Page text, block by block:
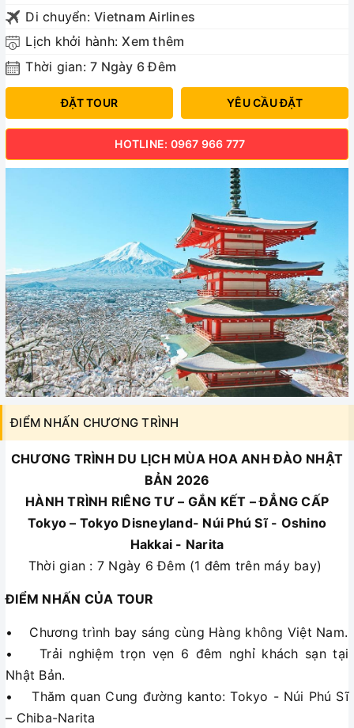
ĐIỂM NHẤN CHƯƠNG TRÌNH
CHƯƠNG TRÌNH DU LỊCH MÙA HOA ANH ĐÀO NHẬT
BẢN 2026
HÀNH TRÌNH RIÊNG TƯ – GẮN KẾT – ĐẲNG CẤP
Tokyo – Tokyo Disneyland- Núi Phú Sĩ - Oshino
Hakkai - Narita
Thời gian : 7 Ngày 6 Đêm (1 đêm trên máy bay)
ĐIỂM NHẤN CỦA TOUR
• Chương trình bay sáng cùng Hàng không Việt Nam.
• Trải nghiệm trọn vẹn 6 đêm nghỉ khách sạn tại
Nhật Bản.
• Thăm quan Cung đường kanto: Tokyo - Núi Phú Sĩ
– Chiba-Narita
Di chuyển: Vietnam Airlines
Lịch khởi hành:Xem thêm
Thời gian: 7 Ngày 6 Đêm
ĐẶT TOUR YÊU CẦU ĐẶT
HOTLINE: 0967 966 777